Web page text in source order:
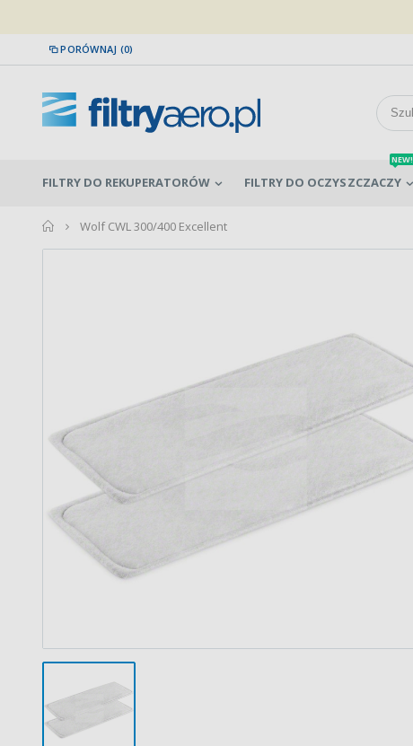
PORÓWNAJ (0)
FILTRY DO REKUPERATORÓW FILTRY DO OCZYSZCZACZY
NEW!
home
Wolf CWL 300/400 Excellent